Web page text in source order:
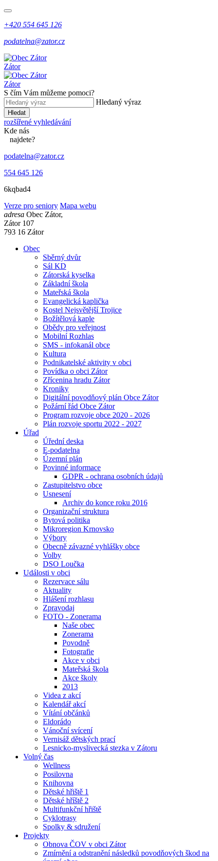
+420 554 645 126
podatelna@zator.cz
Zátor
Zátor
S čím Vám můžeme pomoci?
Hledaný výraz
Hledat
rozšířené vyhledávání
Kde nás
najdete?
podatelna@zator.cz
554 645 126
6kqbad4
Verze pro seniory Mapa webu
adresa Obec Zátor,
Zátor 107
793 16 Zátor
Obec
Sběrný dvůr
Sál KD
Zátorská kyselka
Základní škola
Mateřská škola
Evangelická kaplička
Kostel Nejsvětější Trojice
Božítělová kaple
Obědy pro veřejnost
Mobilní Rozhlas
SMS - infokanál obce
Kultura
Podnikatelské aktivity v obci
Povídka o obci Zátor
Zřícenina hradu Zátor
Kroniky
Digitální povodňový plán Obce Zátor
Požární řád Obce Zátor
Program rozvoje obce 2020 - 2026
Plán rozvoje sportu 2022 - 2027
Úřad
Úřední deska
E-podatelna
Územní plán
Povinné informace
GDPR - ochrana osobních údajů
Zastupitelstvo obce
Usnesení
Archiv do konce roku 2016
Organizační struktura
Bytová politika
Mikroregion Krnovsko
Výbory
Obecně závazné vyhlášky obce
Volby
DSO Loučka
Události v obci
Rezervace sálu
Aktuality
Hlášení rozhlasu
Zpravodaj
FOTO - Zonerama
Naše obec
Zonerama
Povodně
Fotografie
Akce v obci
Mateřská škola
Akce školy
2013
Videa z akcí
Kalendář akcí
Vítání občánků
Eldorádo
Vánoční svícení
Vernisáž dětských prací
Lesnicko-myslivecká stezka v Zátoru
Volný čas
Wellness
Posilovna
Knihovna
Dětské hřiště 1
Dětské hříště 2
Multifunkční hřiště
Cyklotrasy
Spolky & sdružení
Projekty
Obnova ČOV v obci Zátor
Zmírnění a odstranění následků povodňových škod na